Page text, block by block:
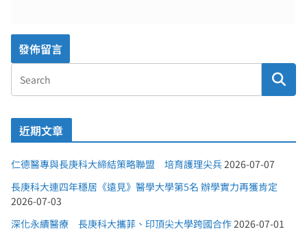
近期文章
仁德醫專與長庚科大締結策略聯盟 培育護理尖兵 2026-07-07
長庚科大連四年穩居《遠見》醫學大學第5名 辦學實力再獲肯定
2026-07-03
深化永續醫療 長庚科大攜菲、印頂尖大學跨國合作 2026-07-01